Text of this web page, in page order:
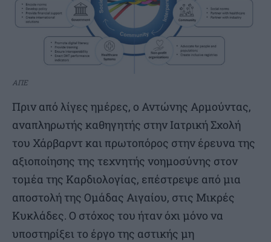
ΑΠΕ
Πριν από λίγες ημέρες, ο Αντώνης Αρμούντας,
αναπληρωτής καθηγητής στην Ιατρική Σχολή
του Χάρβαρντ και πρωτοπόρος στην έρευνα της
αξιοποίησης της τεχνητής νοημοσύνης στον
τομέα της Καρδιολογίας, επέστρεψε από μια
αποστολή της Ομάδας Αιγαίου, στις Μικρές
Κυκλάδες. Ο στόχος του ήταν όχι μόνο να
υποστηρίξει το έργο της αστικής μη